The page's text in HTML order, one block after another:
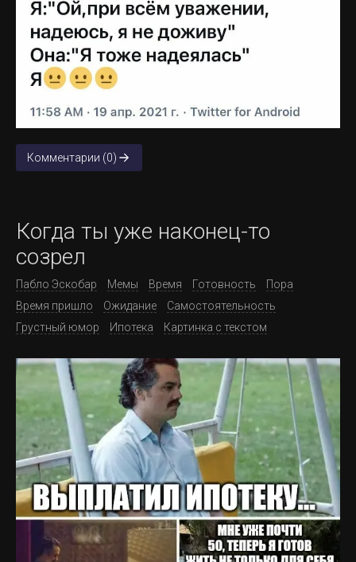
Комментарии (0)
Когда ты уже наконец-то
созрел
Пабло Эскобар Мемы Время Готовность
Пора
Время пришло
Ожидание
Самостоятельность
Грустный юмор
Ипотека Картинка с текстом